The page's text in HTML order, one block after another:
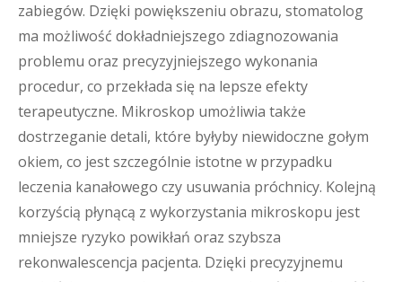
zabiegów. Dzięki powiększeniu obrazu, stomatolog
ma możliwość dokładniejszego zdiagnozowania
problemu oraz precyzyjniejszego wykonania
procedur, co przekłada się na lepsze efekty
terapeutyczne. Mikroskop umożliwia także
dostrzeganie detali, które byłyby niewidoczne gołym
okiem, co jest szczególnie istotne w przypadku
leczenia kanałowego czy usuwania próchnicy. Kolejną
korzyścią płynącą z wykorzystania mikroskopu jest
mniejsze ryzyko powikłań oraz szybsza
rekonwalescencja pacjenta. Dzięki precyzyjnemu